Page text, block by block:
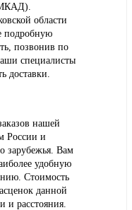
области
подробную
позвонив по
специалисты
доставки.
нашей
России и
зарубежья. Вам
удобную
Стоимость
данной
и расстояния.